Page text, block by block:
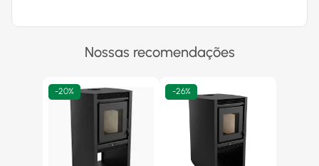
Nossas recomendações
-20% -26%